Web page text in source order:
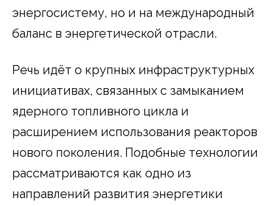
энергосистему, но и на международный
баланс в энергетической отрасли.
Речь идёт о крупных инфраструктурных
инициативах, связанных с замыканием
ядерного топливного цикла и
расширением использования реакторов
нового поколения. Подобные технологии
рассматриваются как одно из
направлений развития энергетики